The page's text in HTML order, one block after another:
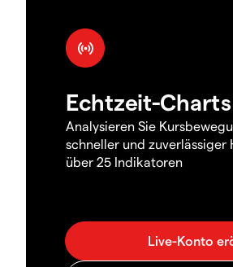
Echtzeit-Charts
Analysieren Sie
schneller und zuverlässiger
über 25 Indikatoren